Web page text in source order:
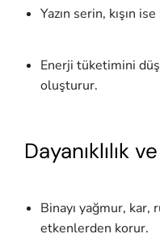
Yazın serin, kışın
Enerji tüketimini
oluşturur.
Dayanıklılık
Binayı yağmur, kar,
etkenlerden korur.